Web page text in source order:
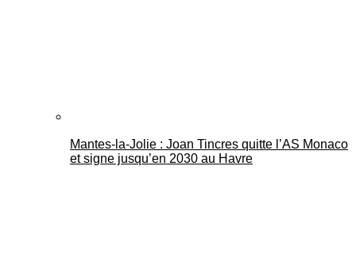
Mantes-la-Jolie : Joan Tincres quitte l’AS Monaco
et signe jusqu’en 2030 au Havre